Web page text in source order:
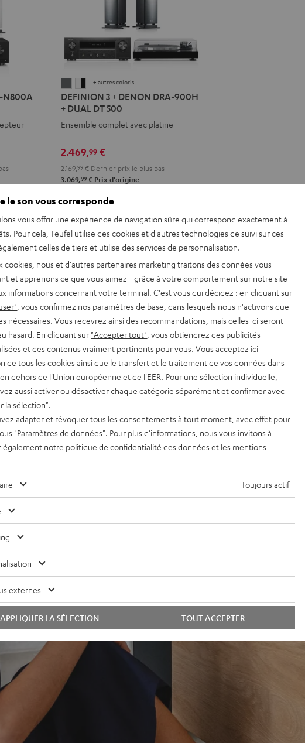
N800A
DEFINION
3
+
DENON
900H
+
DUAL
Anthracite
DEFINION
3
+
DENON
900H
+
DUAL
Blanc
/
Noir
+ autres coloris
DEFINION 3 + DENON DRA-900H
+ DUAL DT 500
Ensemble complet avec platine
2.469,99€
2.169, 99€Dernier prix le plus bas
3.069,99€Prix d'origine
REVUES ET TESTS
Avec les technologies de
l’excellence tout en
de la musique.
optimal
carbone permettant une
sculptée
le son vous corresponde
vous offrir une expérience de navigation sûre qui correspond exactement à
Pour cela, Teufel utilise des cookies et d'autres technologies de suivi sur ces
celles de tiers et utilise des services de personnalisation.
cookies, nous et d'autres partenaires marketing traitons des données vous
et apprenons ce que vous aimez - grâce à votre comportement sur notre site
informations concernant votre terminal. C'est vous qui décidez : en cliquant sur
, vous confirmez nos paramètres de base, dans lesquels nous n'activons que
nécessaires. Vous recevrez ainsi des recommandations, mais celles-ci seront
hasard. En cliquant sur "Accepter tout" , vous obtiendrez des publicités
et des contenus vraiment pertinents pour vous. Vous acceptez ici
de tous les cookies ainsi que le transfert et le traitement de vos données dans
dehors de l'Union européenne et de l'EER. Pour une sélection individuelle,
aussi activer ou désactiver chaque catégorie séparément et confirmer avec
la sélection"
adapter et révoquer tous les consentements à tout moment, avec effet pour
"Paramètres de données". Pour plus d'informations, nous vous invitons à
également notre politique de confidentialité des données et les mentions
Toujours actif
externes
TOUT ACCEPTER
APPLIQUER LA SÉLECTION